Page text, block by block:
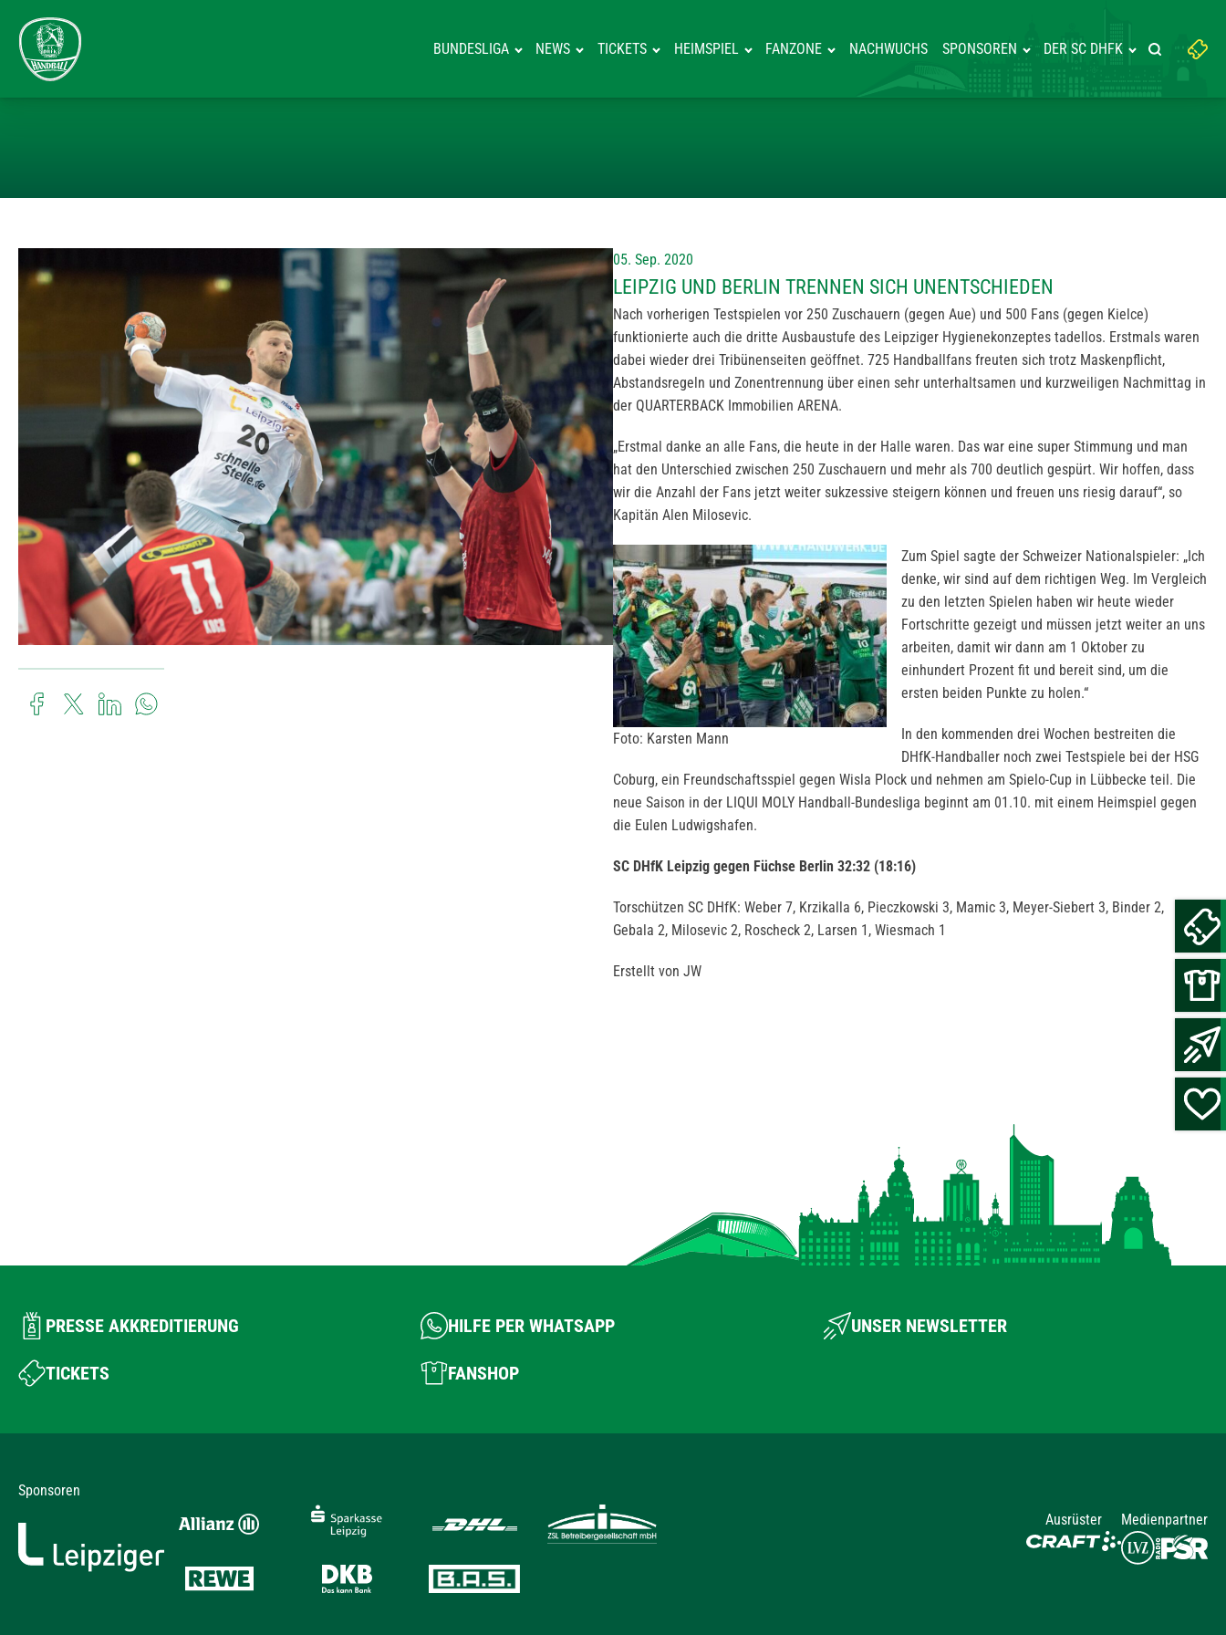
BUNDESLIGA NEWS TICKETS HEIMSPIEL FANZONE NACHWUCHS SPONSOREN DER SC DHFK
Suchbegriff
eingeben:
Suche
05. Sep. 2020
LEIPZIG UND BERLIN TRENNEN SICH UNENTSCHIEDEN
Nach vorherigen Testspielen vor 250 Zuschauern (gegen Aue) und 500 Fans (gegen Kielce)
funktionierte auch die dritte Ausbaustufe des Leipziger Hygienekonzeptes tadellos. Erstmals waren
dabei wieder drei Tribünenseiten geöffnet. 725 Handballfans freuten sich trotz Maskenpflicht,
Abstandsregeln und Zonentrennung über einen sehr unterhaltsamen und kurzweiligen Nachmittag in
der QUARTERBACK Immobilien ARENA.
„Erstmal danke an alle Fans, die heute in der Halle waren. Das war eine super Stimmung und man
hat den Unterschied zwischen 250 Zuschauern und mehr als 700 deutlich gespürt. Wir hoffen, dass
wir die Anzahl der Fans jetzt weiter sukzessive steigern können und freuen uns riesig darauf“, so
Kapitän Alen Milosevic.
Foto: Karsten Mann
Zum Spiel sagte der Schweizer Nationalspieler: „Ich
denke, wir sind auf dem richtigen Weg. Im Vergleich
zu den letzten Spielen haben wir heute wieder
Fortschritte gezeigt und müssen jetzt weiter an uns
arbeiten, damit wir dann am 1 Oktober zu
einhundert Prozent fit und bereit sind, um die
ersten beiden Punkte zu holen.“
In den kommenden drei Wochen bestreiten die
DHfK-Handballer noch zwei Testspiele bei der HSG
Coburg, ein Freundschaftsspiel gegen Wisla Plock und nehmen am Spielo-Cup in Lübbecke teil. Die
neue Saison in der LIQUI MOLY Handball-Bundesliga beginnt am 01.10. mit einem Heimspiel gegen
die Eulen Ludwigshafen.
SC DHfK Leipzig gegen Füchse Berlin 32:32 (18:16)
Torschützen SC DHfK: Weber 7, Krzikalla 6, Pieczkowski 3, Mamic 3, Meyer-Siebert 3, Binder 2,
Gebala 2, Milosevic 2, Roscheck 2, Larsen 1, Wiesmach 1
Erstellt von JW
PRESSE AKKREDITIERUNG HILFE PER WHATSAPP UNSER NEWSLETTER
TICKETS FANSHOP
Sponsoren
Ausrüster
Medienpartner